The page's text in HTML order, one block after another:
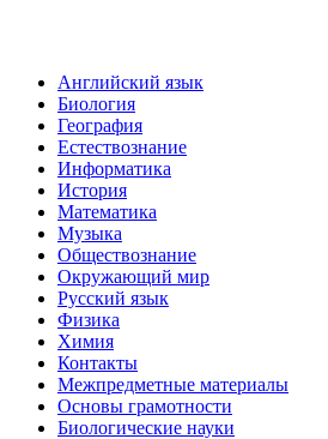
Английский язык
Биология
География
Естествознание
Информатика
История
Математика
Музыка
Обществознание
Окружающий мир
Русский язык
Физика
Химия
Контакты
Межпредметные материалы
Основы грамотности
Биологические науки